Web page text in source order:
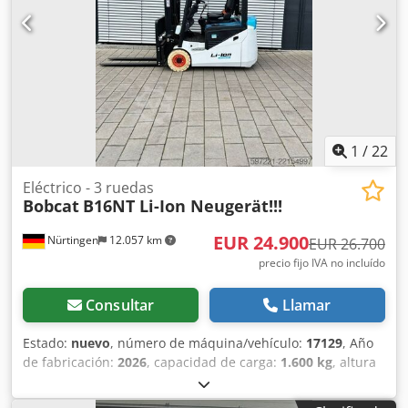
V, 277 Ah
1 /22
Nürtingen 12.057 km
Eléctrico - 3 ruedas
Bobcat B16NT Li-Ion Neugerät!!!
EUR 24.900EUR 26.700
precio fijo IVA no incluído
Consultar Llamar
Estado: nuevo, número de máquina/vehículo: 17129, Año
de fabricación: 2026, capacidad de carga: 1.600 kg, altura
, ascensor libre:
de carga:500 mm, tipo de combustible:eléctrico, tipo de